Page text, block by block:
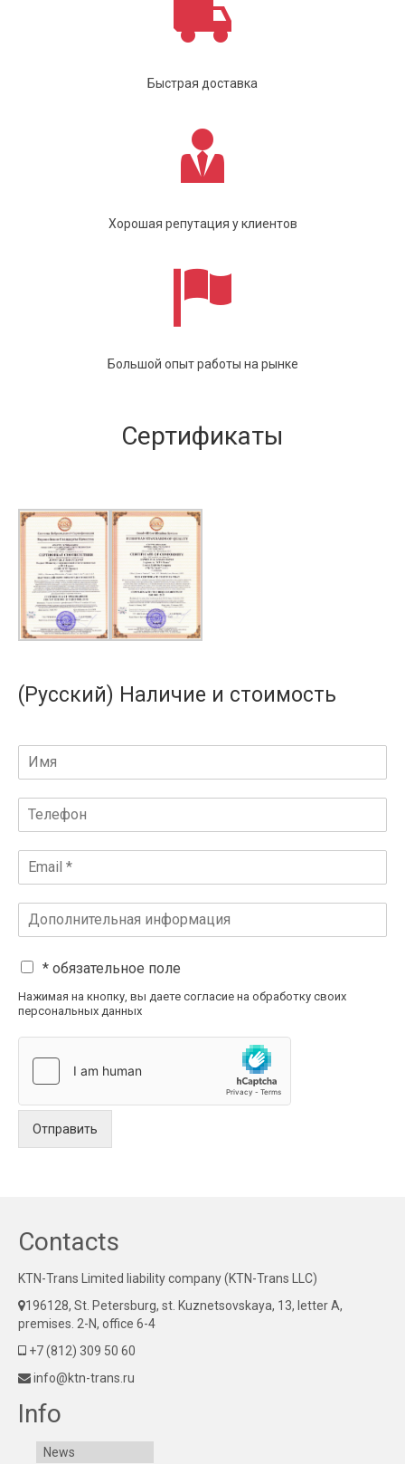
Быстрая доставка
Хорошая репутация у клиентов
Большой опыт работы на рынке
Сертификаты
(Русский) Наличие и стоимость
* обязательное поле
Нажимая на кнопку, вы даете согласие на обработку своих
персональных данных
Отправить
Contacts
KTN-Trans Limited liability company (KTN-Trans LLC)
196128, St. Petersburg, st. Kuznetsovskaya, 13, letter A,
premises. 2-N, office 6-4
+7 (812) 309 50 60
info@ktn-trans.ru
Info
News